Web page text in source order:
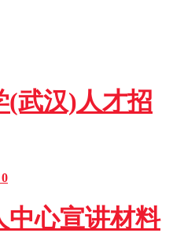
(武汉)人才招
0
中心宣讲材料